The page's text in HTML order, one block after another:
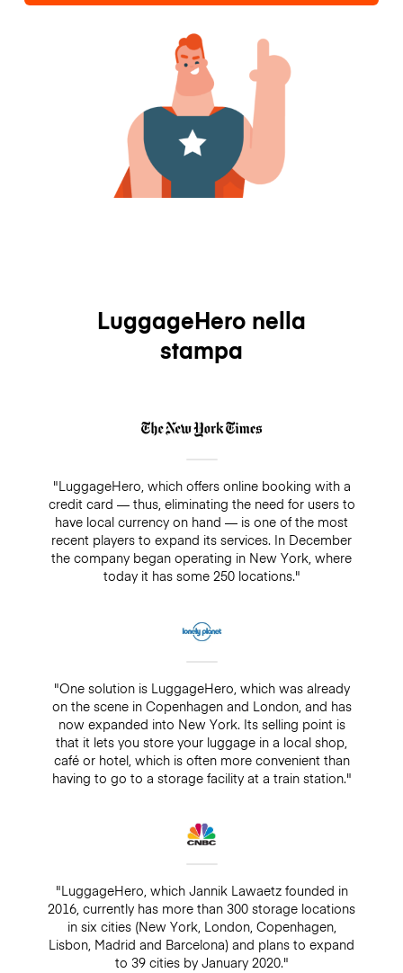
LuggageHero nella
stampa
"LuggageHero, which offers online booking with a
credit card — thus, eliminating the need for users to
have local currency on hand — is one of the most
recent players to expand its services. In December
the company began operating in New York, where
today it has some 250 locations."
"One solution is LuggageHero, which was already
on the scene in Copenhagen and London, and has
now expanded into New York. Its selling point is
that it lets you store your luggage in a local shop,
café or hotel, which is often more convenient than
having to go to a storage facility at a train station."
"LuggageHero, which Jannik Lawaetz founded in
2016, currently has more than 300 storage locations
in six cities (New York, London, Copenhagen,
Lisbon, Madrid and Barcelona) and plans to expand
to 39 cities by January 2020."